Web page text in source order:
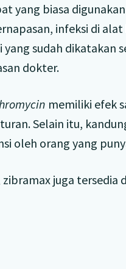
yang biasa
infeksi di
yang sudah dikatakan
dokter.
memiliki efek
Selain itu,
oleh orang yang
juga tersedia